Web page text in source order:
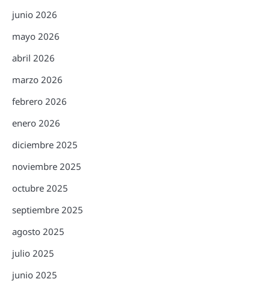
junio 2026
mayo 2026
abril 2026
marzo 2026
febrero 2026
enero 2026
diciembre 2025
noviembre 2025
octubre 2025
septiembre 2025
agosto 2025
julio 2025
junio 2025